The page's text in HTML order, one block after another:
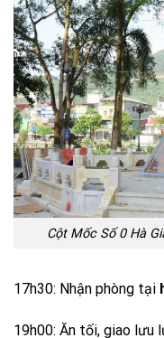
Cột Mốc Số 0 Hà
17h30: Nhận phòng tại
19h00: Ăn tối, giao lưu